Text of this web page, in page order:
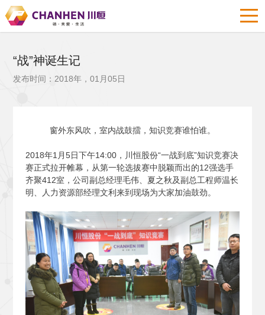
“战”神诞生记
发布时间：2018年，01月05日
窗外东风吹，室内战鼓擂，知识竞赛谁怕谁。
2018年1月5日下午14:00，川恒股份“一战到底”知识竞赛决
赛正式拉开帷幕，从第一轮选拔赛中脱颖而出的12强选手
齐聚412室，公司副总经理毛伟、夏之秋及副总工程师温长
明、人力资源部经理文利来到现场为大家加油鼓劲。